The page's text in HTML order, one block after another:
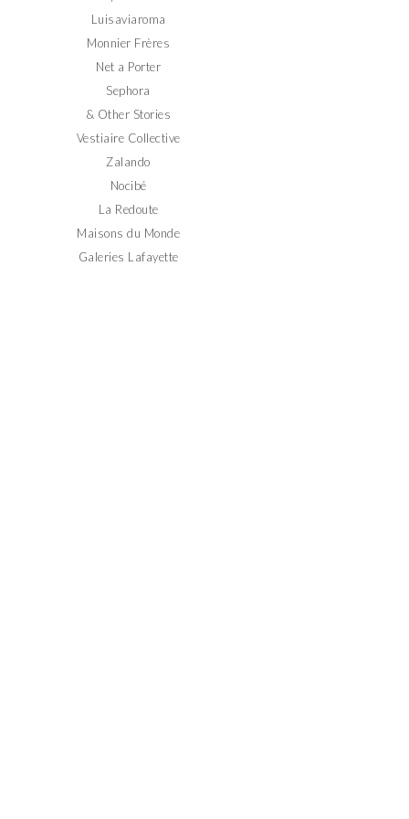
Luisaviaroma
Monnier Frères
Net a Porter
Sephora
& Other Stories
Vestiaire Collective
Zalando
Nocibé
La Redoute
Maisons du Monde
Galeries Lafayette